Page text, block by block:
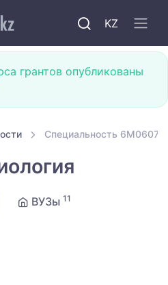
KZ
грантов опубликованы
Специальность
ВУЗы 11